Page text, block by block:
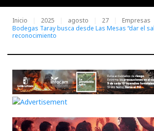
Inicio 2025 agosto 27
Empresas
Bodegas Taray busca desde Las Mesas “dar el
reconocimiento